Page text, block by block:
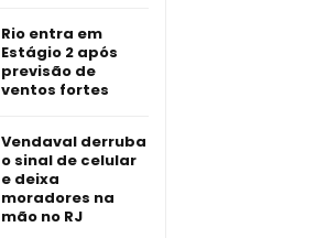
Rio entra em
Estágio 2 após
previsão de
ventos fortes
Vendaval derruba
o sinal de celular
e deixa
moradores na
mão no RJ